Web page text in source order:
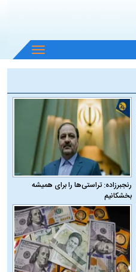
باز
و
منو
رنجبرزاده: تراستی‌ها را برای همیشه
بخشکانیم